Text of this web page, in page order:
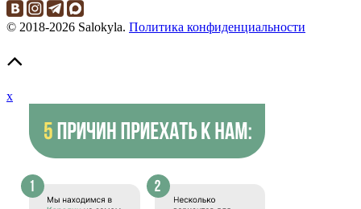
© 2018-2026 Salokyla. Политика конфиденциальности
x